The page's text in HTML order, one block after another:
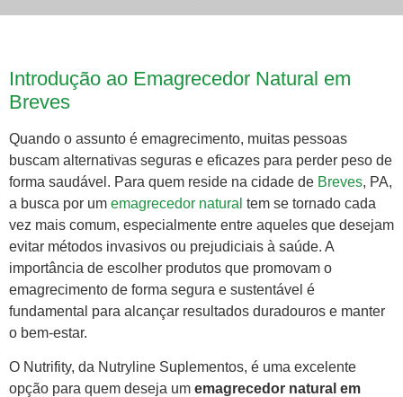
Introdução ao Emagrecedor Natural em
Breves
Quando o assunto é emagrecimento, muitas pessoas
buscam alternativas seguras e eficazes para perder peso de
forma saudável. Para quem reside na cidade de Breves, PA,
a busca por um emagrecedor natural tem se tornado cada
vez mais comum, especialmente entre aqueles que desejam
evitar métodos invasivos ou prejudiciais à saúde. A
importância de escolher produtos que promovam o
emagrecimento de forma segura e sustentável é
fundamental para alcançar resultados duradouros e manter
o bem-estar.
O Nutrifity, da Nutryline Suplementos, é uma excelente
opção para quem deseja um emagrecedor natural em